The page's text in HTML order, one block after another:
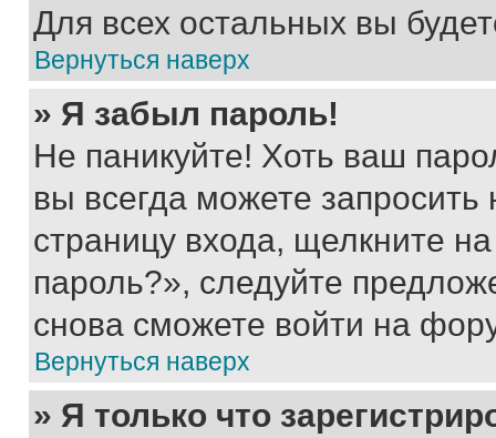
Для всех остальных вы
Вернуться наверх
» Я забыл пароль!
Не паникуйте! Хоть ваш
вы всегда можете
страницу входа, щелкните
пароль?», следуйте
снова сможете войти на
Вернуться наверх
» Я только что